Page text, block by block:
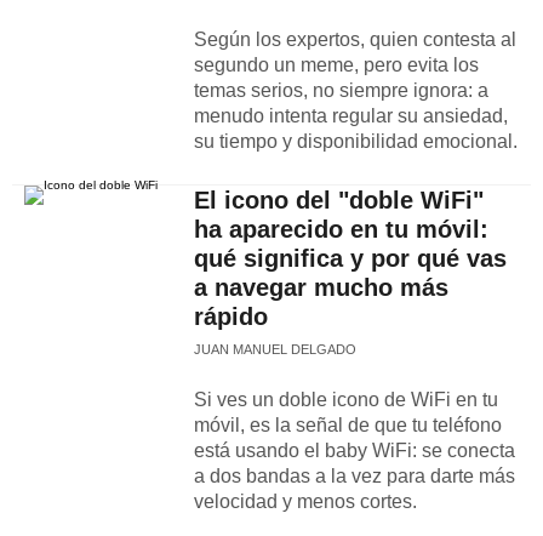
Según los expertos, quien contesta al
segundo un meme, pero evita los
temas serios, no siempre ignora: a
menudo intenta regular su ansiedad,
su tiempo y disponibilidad emocional.
El icono del "doble WiFi"
ha aparecido en tu móvil:
qué significa y por qué vas
a navegar mucho más
rápido
JUAN MANUEL DELGADO
Si ves un doble icono de WiFi en tu
móvil, es la señal de que tu teléfono
está usando el baby WiFi: se conecta
a dos bandas a la vez para darte más
velocidad y menos cortes.